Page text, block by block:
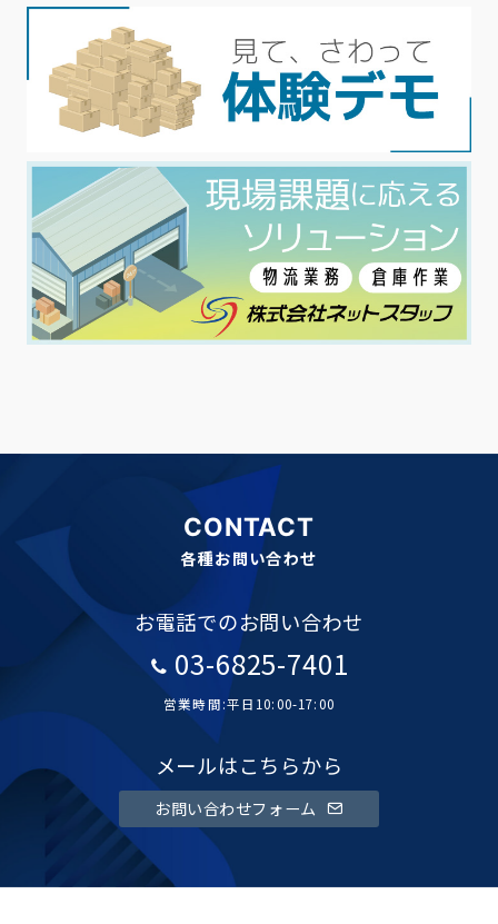
CONTACT
各種お問い合わせ
お電話でのお問い合わせ
03-6825-7401
営業時間:平日10:00-17:00
メールはこちらから
お問い合わせフォーム